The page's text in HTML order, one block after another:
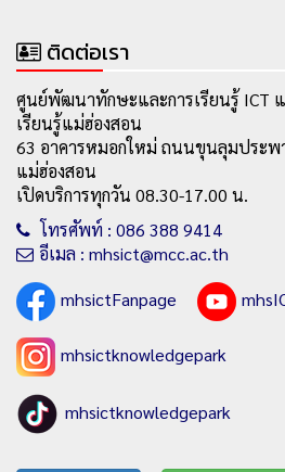
ติดต่อเรา
ศูนย์พัฒนาทักษะและการเรียนรู้ ICT
เรียนรู้แม่ฮ่องสอน
63 อาคารหมอกใหม่ ถนนขุนลุมประพ
แม่ฮ่องสอน
เปิดบริการทุกวัน 08.30-17.00 น.
โทรศัพท์ : 086 388 9414
อีเมล : mhsict@mcc.ac.th
mhsictFanpage
mhsictknowledgepark
mhsictknowledgepark